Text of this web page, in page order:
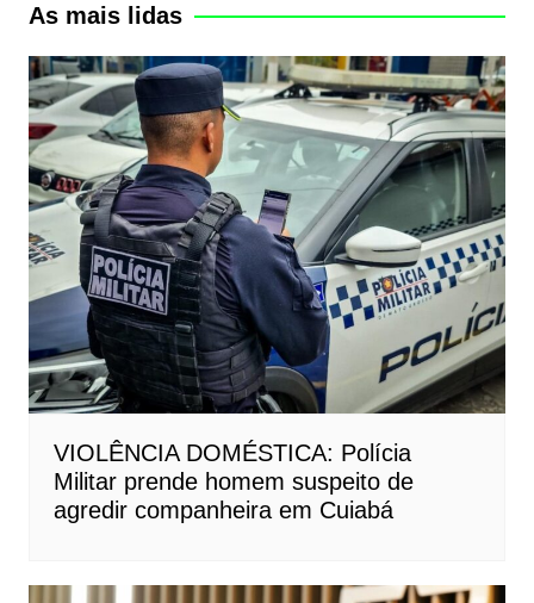
As mais lidas
VIOLÊNCIA DOMÉSTICA: Polícia
Militar prende homem suspeito de
agredir companheira em Cuiabá